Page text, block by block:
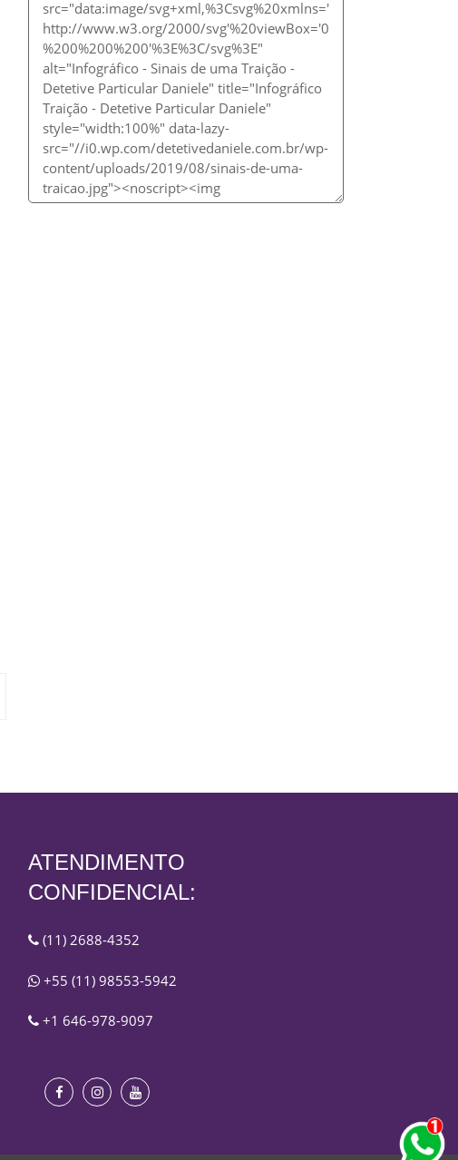
ATENDIMENTO
CONFIDENCIAL:
(11) 2688-4352
+55 (11) 98553-5942
+1 646-978-9097